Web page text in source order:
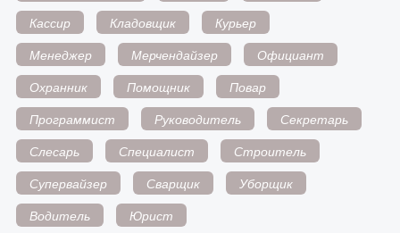
Кассир
Кладовщик
Курьер
Менеджер
Мерчендайзер
Официант
Охранник
Помощник
Повар
Программист
Руководитель
Секретарь
Слесарь
Специалист
Строитель
Супервайзер
Сварщик
Уборщик
Водитель
Юрист